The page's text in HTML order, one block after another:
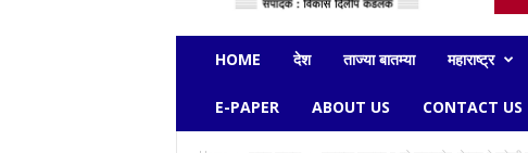
HOME देश ताज्या बातम्या महाराष्ट्र
E-PAPER ABOUT US CONTACT US